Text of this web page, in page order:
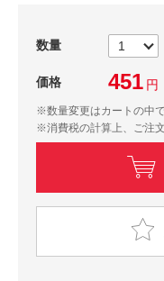
数量
価格 451 円
※数量変更はカートの中で
※消費税の計算上、ご注